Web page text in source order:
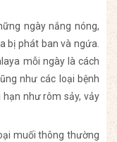
ngày nắng nóng,
bị phát ban và ngứa.
mỗi ngày là cách
như các loại bệnh
như rôm sảy, vảy
muối thông thường